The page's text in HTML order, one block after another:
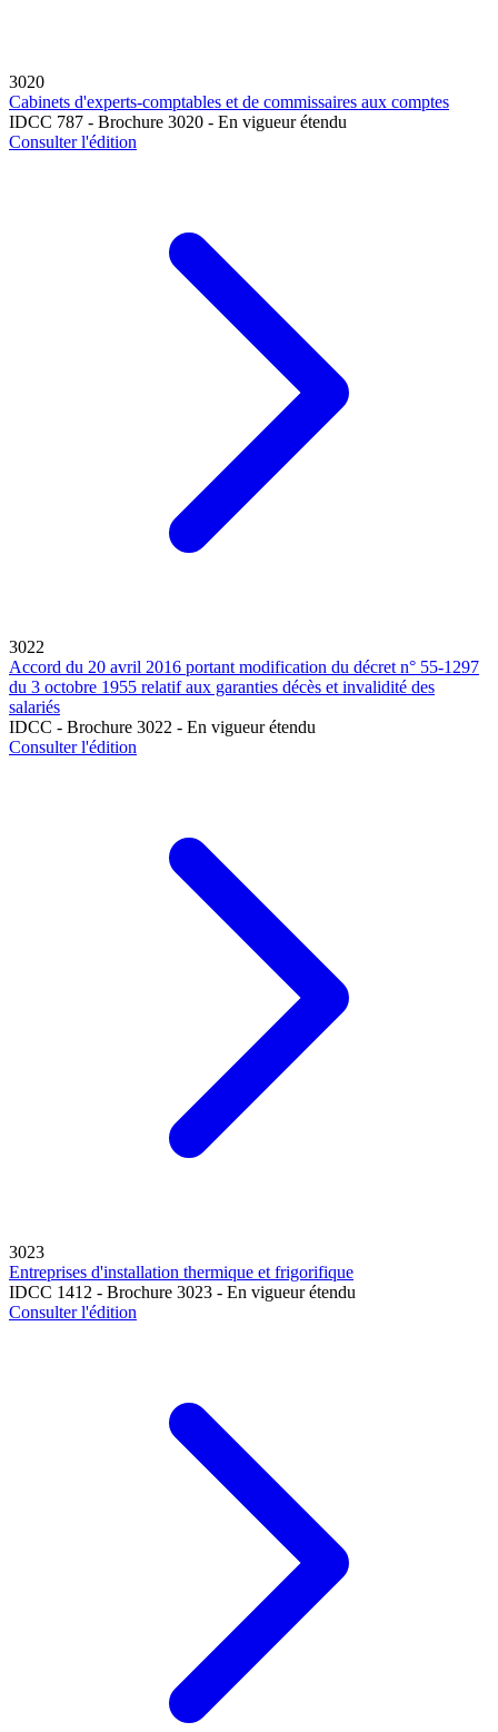
3020
Cabinets d'experts-comptables et de commissaires aux comptes
IDCC 787 - Brochure 3020 - En vigueur étendu
Consulter l'édition
3022
Accord du 20 avril 2016 portant modification du décret n° 55-1297
du 3 octobre 1955 relatif aux garanties décès et invalidité des
salariés
IDCC - Brochure 3022 - En vigueur étendu
Consulter l'édition
3023
Entreprises d'installation thermique et frigorifique
IDCC 1412 - Brochure 3023 - En vigueur étendu
Consulter l'édition